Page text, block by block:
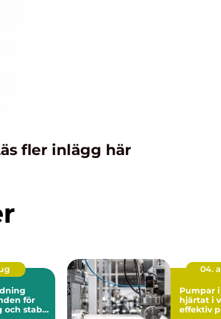
fler inlägg här
och stabil
04.
Pumpar
hjärtat i
effektiv